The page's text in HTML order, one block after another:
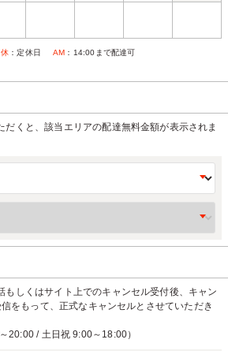
休 ：定休日 AM ：14:00まで配達可
だくと、該当エリアの配達無料金額が表示されま
もしくはサイト上でのキャンセル受付後、キャン
をもって、正式なキャンセルとさせていただき
20:00 / 土日祝 9:00～18:00）